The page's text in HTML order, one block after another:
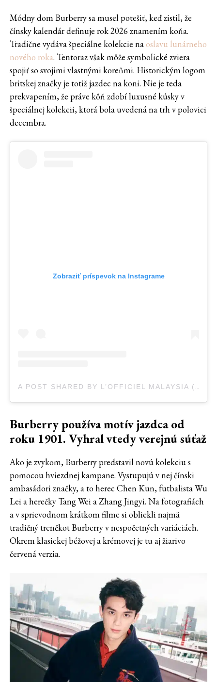
Módny dom Burberry sa musel potešiť, keď zistil, že
čínsky kalendár definuje rok 2026 znamením koňa.
Tradične vydáva špeciálne kolekcie naoslavu lunárneho
nového roka. Tentoraz však môže symbolické zviera
spojiť so svojimi vlastnými koreňmi. Historickým logom
britskej značky je totiž jazdec na koni. Nie je teda
prekvapením, že práve kôň zdobí luxusné kúsky v
špeciálnej kolekcii, ktorá bola uvedená na trh v polovici
decembra.
Zobraziť príspevok na Instagrame
A POST SHARED BY L’OFFICIEL MALAYSIA (@LOFFICIELMY)
Burberry používa motív jazdca od
roku 1901. Vyhral vtedy verejnú súťaž
Ako je zvykom, Burberry predstavil novú kolekciu s
pomocou hviezdnej kampane. Vystupujú v nej čínski
ambasádori značky, a to herec Chen Kun, futbalista Wu
Lei a herečky Tang Wei a Zhang Jingyi. Na fotografiách
a v sprievodnom krátkom filme si obliekli najmä
tradičný trenčkot Burberry v nespočetných variáciách.
Okrem klasickej béžovej a krémovej je tu aj žiarivo
červená verzia.